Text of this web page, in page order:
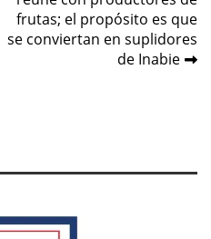
frutas; el propósito es que
se conviertan en suplidores
de Inabie